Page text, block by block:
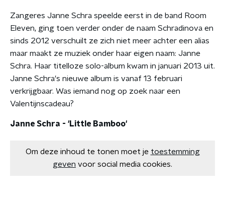
Zangeres Janne Schra speelde eerst in de band Room
Eleven, ging toen verder onder de naam Schradinova en
sinds 2012 verschuilt ze zich niet meer achter een alias
maar maakt ze muziek onder haar eigen naam: Janne
Schra. Haar titelloze solo-album kwam in januari 2013 uit.
Janne Schra's nieuwe album is vanaf 13 februari
verkrijgbaar. Was iemand nog op zoek naar een
Valentijnscadeau?
Janne Schra - 'Little Bamboo'
Om deze inhoud te tonen moet je toestemming
geven voor social media cookies.